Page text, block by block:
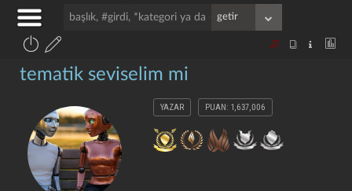
tematik seviselim mi
YAZAR PUAN: 1,637,006